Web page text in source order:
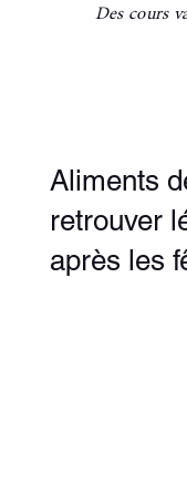
Des cours
Aliments
retrouver
après les